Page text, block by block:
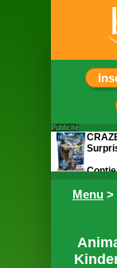
Menu >
Publicité
thème